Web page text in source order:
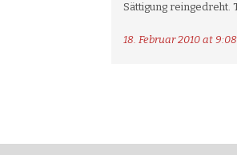
Sättigung reingedreht.
18. Februar 2010 at